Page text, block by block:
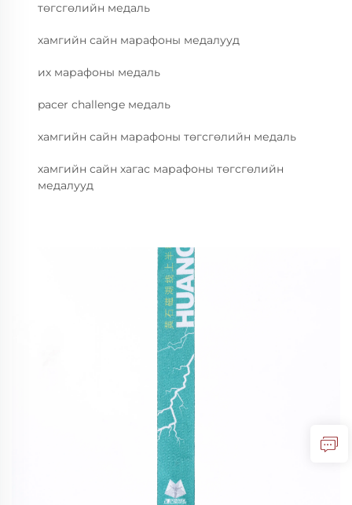
төгсгөлийн медаль
хамгийн сайн марафоны медалууд
их марафоны медаль
pacer challenge медаль
хамгийн сайн марафоны төгсгөлийн медаль
хамгийн сайн хагас марафоны төгсгөлийн
медалууд